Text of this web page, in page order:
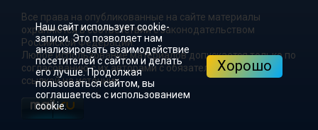
Все права на опубликованные на сайте материалы
охраняются в соответствии с законодательством
Российской Федерации.
Любое использование материалов допускается только по
согласованию с их авторами с обязательной активной
ссылкой на источник.
Наш сайт использует cookie-
записи. Это позволяет нам
анализировать взаимодействие
посетителей с сайтом и делать
его лучше. Продолжая
пользоваться сайтом, вы
соглашаетесь с использованием
cookie.
Хорошо